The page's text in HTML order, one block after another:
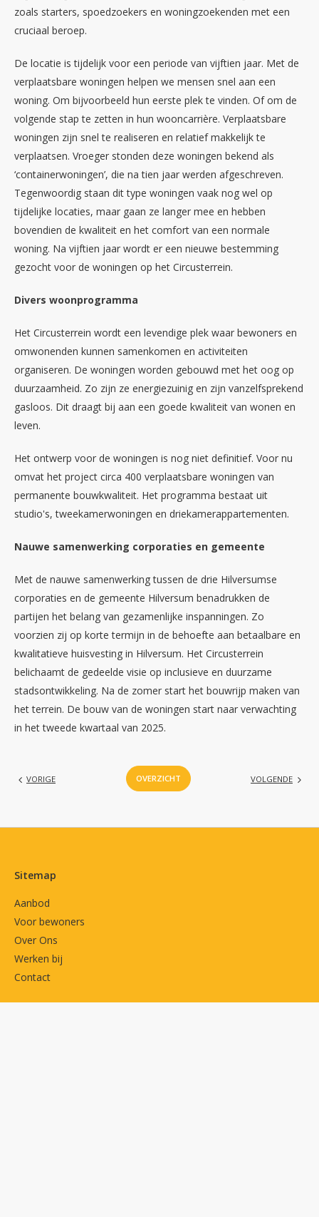
zoals starters, spoedzoekers en woningzoekenden met een
cruciaal beroep.
De locatie is tijdelijk voor een periode van vijftien jaar. Met de
verplaatsbare woningen helpen we mensen snel aan een
woning. Om bijvoorbeeld hun eerste plek te vinden. Of om de
volgende stap te zetten in hun wooncarrière. Verplaatsbare
woningen zijn snel te realiseren en relatief makkelijk te
verplaatsen. Vroeger stonden deze woningen bekend als
‘containerwoningen’, die na tien jaar werden afgeschreven.
Tegenwoordig staan dit type woningen vaak nog wel op
tijdelijke locaties, maar gaan ze langer mee en hebben
bovendien de kwaliteit en het comfort van een normale
woning. Na vijftien jaar wordt er een nieuwe bestemming
gezocht voor de woningen op het Circusterrein.
Divers woonprogramma
Het Circusterrein wordt een levendige plek waar bewoners en
omwonenden kunnen samenkomen en activiteiten
organiseren. De woningen worden gebouwd met het oog op
duurzaamheid. Zo zijn ze energiezuinig en zijn vanzelfsprekend
gasloos. Dit draagt bij aan een goede kwaliteit van wonen en
leven.
Het ontwerp voor de woningen is nog niet definitief. Voor nu
omvat het project circa 400 verplaatsbare woningen van
permanente bouwkwaliteit. Het programma bestaat uit
studio's, tweekamerwoningen en driekamerappartementen.
Nauwe samenwerking corporaties en gemeente
Met de nauwe samenwerking tussen de drie Hilversumse
corporaties en de gemeente Hilversum benadrukken de
partijen het belang van gezamenlijke inspanningen. Zo
voorzien zij op korte termijn in de behoefte aan betaalbare en
kwalitatieve huisvesting in Hilversum. Het Circusterrein
belichaamt de gedeelde visie op inclusieve en duurzame
stadsontwikkeling. Na de zomer start het bouwrijp maken van
het terrein. De bouw van de woningen start naar verwachting
in het tweede kwartaal van 2025.
VOLGENDE
OVERZICHT
VORIGE
Contactinformatie
Sitemap
Aanbod
Voor bewoners
Over Ons
Werken bij
Contact